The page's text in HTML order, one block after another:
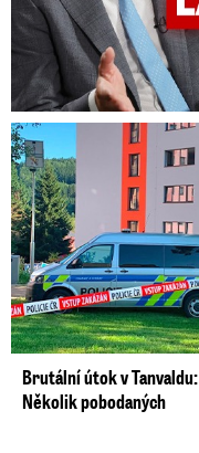
Brutální útok v Tanvaldu:
Několik pobodaných